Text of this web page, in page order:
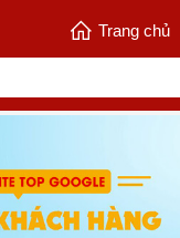
Trang chủ